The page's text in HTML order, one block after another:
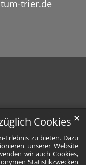
Cookies
zu bieten. Dazu
unserer Website
wir auch Cookies,
Statistikzwecken
✕
trier.de